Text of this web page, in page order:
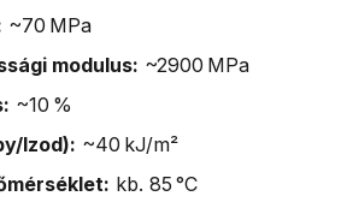
~70 MPa
modulus: ~2900 MPa
~10 %
Izod): ~40 kJ/m²
kb. 85 °C